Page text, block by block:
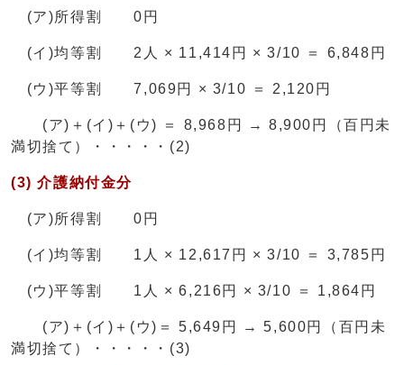
(ア)所得割 0円
(イ)均等割 2人 × 11,414円 × 3/10 ＝ 6,848円
(ウ)平等割 7,069円 × 3/10 ＝ 2,120円
(ア)＋(イ)＋(ウ) ＝ 8,968円 → 8,900円（百円未
満切捨て）・・・・・(2)
(3) 介護納付金分
(ア)所得割 0円
(イ)均等割 1人 × 12,617円 × 3/10 ＝ 3,785円
(ウ)平等割 1人 × 6,216円 × 3/10 ＝ 1,864円
(ア)＋(イ)＋(ウ)＝ 5,649円 → 5,600円（百円未
満切捨て）・・・・・(3)